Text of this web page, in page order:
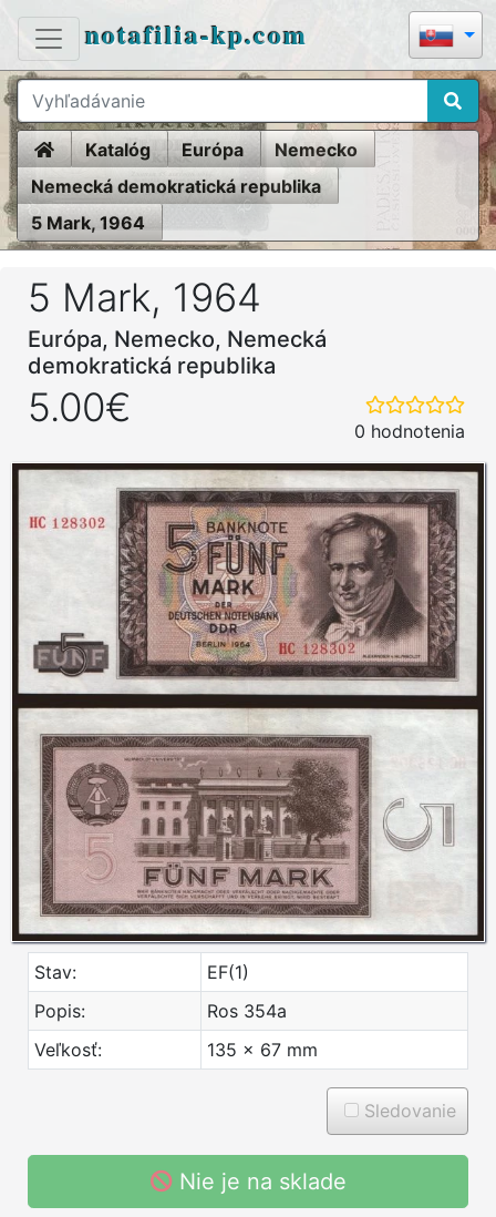
notafilia-kp.com
HomeKatalóg Európa
Nemecko
Nemecká demokratická republika
5 Mark, 1964
5 Mark, 1964
Európa, Nemecko, Nemecká
demokratická republika
5.00€
0 hodnotenia
Stav:
EF(1)
Popis:
Ros 354a
Veľkosť:
135 x 67 mm
Sledovanie
Nie je na sklade